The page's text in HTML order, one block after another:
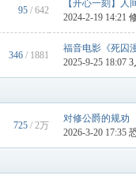
95 / 642
【开心一刻】人
2024-2-19 14:21
346 / 1881
福音电影《死囚
2025-9-25 18:07 3
725 / 2万
对修公爵的规劝
2026-3-20 17:35